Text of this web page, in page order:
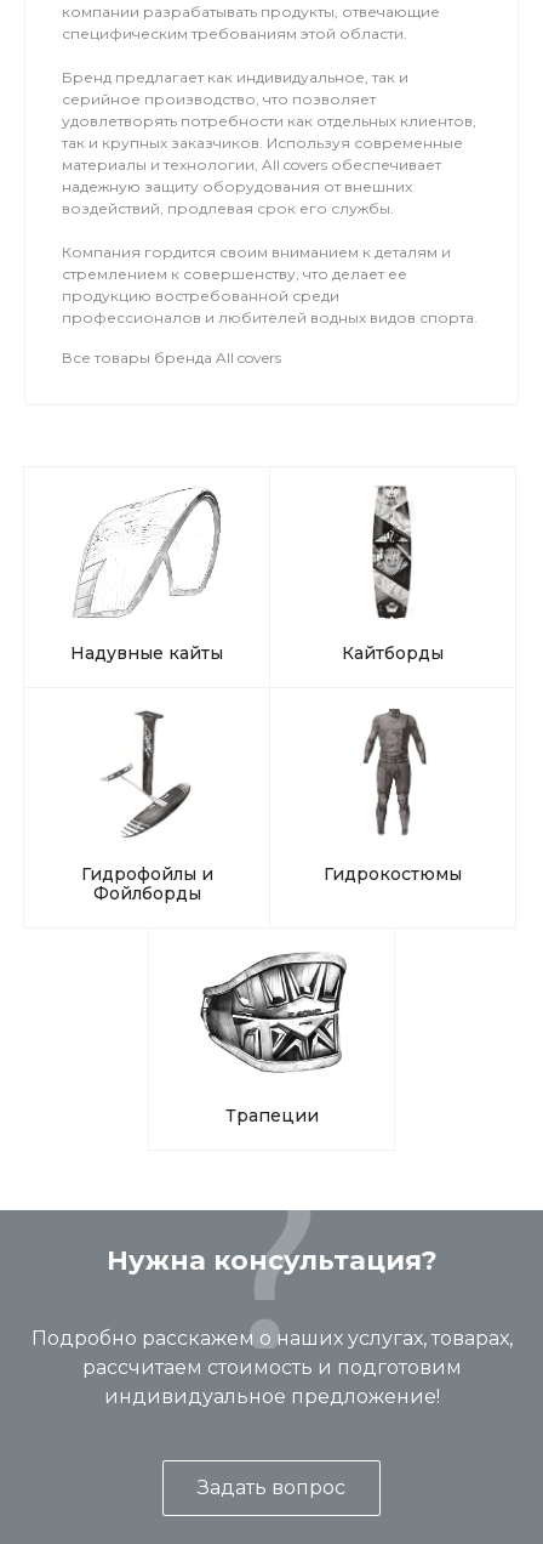
компании разрабатывать продукты, отвечающие
специфическим требованиям этой области.
Бренд предлагает как индивидуальное, так и
серийное производство, что позволяет
удовлетворять потребности как отдельных клиентов,
так и крупных заказчиков. Используя современные
материалы и технологии, All covers обеспечивает
надежную защиту оборудования от внешних
воздействий, продлевая срок его службы.
Компания гордится своим вниманием к деталям и
стремлением к совершенству, что делает ее
продукцию востребованной среди
профессионалов и любителей водных видов спорта.
Все товары бренда All covers
Надувные кайты Кайтборды
Гидрофойлы и
Фойлборды
Гидрокостюмы
Трапеции
Нужна консультация?
Подробно расскажем о наших услугах, товарах,
рассчитаем стоимость и подготовим
индивидуальное предложение!
Задать вопрос